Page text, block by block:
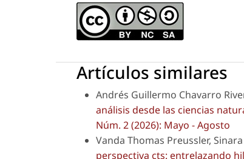
Artículos similares
Andrés Guillermo Chavarro
análisis desde las ciencias
Núm. 2 (2026): Mayo - Agosto
Vanda Thomas Preussler,
perspectiva cts: entrelazando